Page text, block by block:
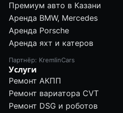
Премиум авто в Казани
Аренда BMW, Mercedes
Аренда Porsche
Аренда яхт и катеров
Партнёр: KremlinCars
Услуги
Ремонт АКПП
Ремонт вариатора CVT
Ремонт DSG и роботов